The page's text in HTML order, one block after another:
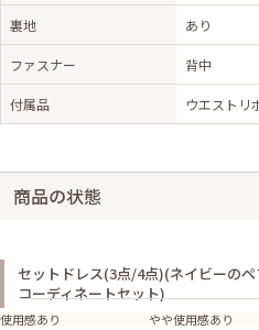
裏地 あり
ファスナー 背中
付属品 ウエストリ
商品の状態
セットドレス(3点/4点)(ネイビーの
コーディネートセット)
使用感あり やや使用感あり